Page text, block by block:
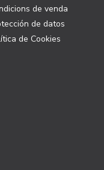
de venda
de datos
de Cookies